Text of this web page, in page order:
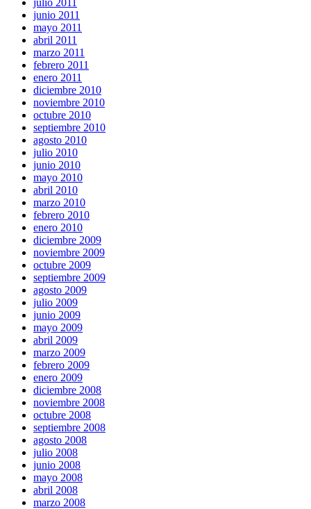
julio 2011
junio 2011
mayo 2011
abril 2011
marzo 2011
febrero 2011
enero 2011
diciembre 2010
noviembre 2010
octubre 2010
septiembre 2010
agosto 2010
julio 2010
junio 2010
mayo 2010
abril 2010
marzo 2010
febrero 2010
enero 2010
diciembre 2009
noviembre 2009
octubre 2009
septiembre 2009
agosto 2009
julio 2009
junio 2009
mayo 2009
abril 2009
marzo 2009
febrero 2009
enero 2009
diciembre 2008
noviembre 2008
octubre 2008
septiembre 2008
agosto 2008
julio 2008
junio 2008
mayo 2008
abril 2008
marzo 2008